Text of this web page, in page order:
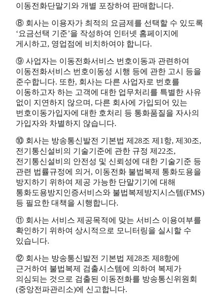
이동전화단말기와 개별 포장하여 판매합니다.
⑧ 회사는 이용자가 최적의 요금제를 선택할 수 있도록
‘요금선택 기준’을 작성하여 인터넷 홈페이지에
게시하고, 영업점에 비치하여야 합니다.
⑨ 사업자는 이동전화서비스 번호이동과 관련하여
이동전화서비스 번호이동성 시행 등에 관한 고시 등을
준수합니다. 또한, 회사는 다른 사업자로 번호를
이동하고자 하는 고객에 대한 업무처리를 특별한 사유
없이 지연하지 않으며, 다른 회사에 가입되어 있는
번호이동가입자에 대한 호처리 등 통화품질을 자사의
가입자와 차별하지 않습니다.
⑩ 회사는 방송통신발전 기본법 제28조 제1항, 제30조,
전기통신설비의 기술기준에 관한 규정 제22조,
전기통신설비의 안전성 및 신뢰성에 대한 기술기준 등
관련 법률규정에 의거, 이동전화 불법복제 통화도용을
방지하기 위하여 제공 가능한 단말기기에 대해
통화도용방지인증서비스와 불법복제방지시스템(FMS)
등 필요한 대책을 시행합니다.
⑪ 회사는 서비스 제공목적에 맞는 서비스 이용여부를
확인하기 위하여 상시적으로 모니터링을 실시할 수
있습니다.
⑫ 회사는 방송통신발전 기본법 제28조 제8항에
근거하여 불법복제 검출시스템에 의하여 복제가
의심되는 것으로 검출된 이동전화를 방송통신위원회
(중앙전파관리소)에 신고합니다.